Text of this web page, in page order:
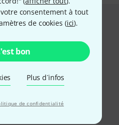
consentement à tout
de cookies (ici).
bon
Plus d´infos
de confidentialité
sécurité
par Virement
de crédit.